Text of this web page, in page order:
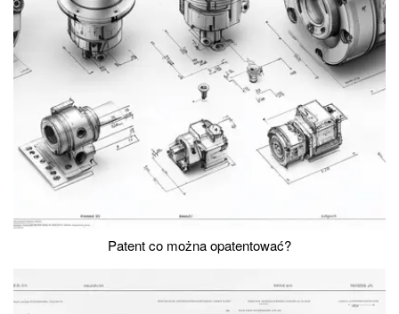
Patent co można opatentować?